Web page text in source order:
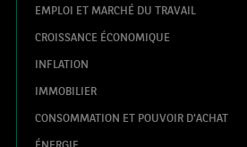
EMPLOI ET MARCHÉ DU TRAVAIL
CROISSANCE ÉCONOMIQUE
INFLATION
IMMOBILIER
CONSOMMATION ET POUVOIR D'ACHAT
ÉNERGIE